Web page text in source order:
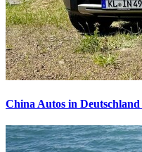
China Autos in Deutschland